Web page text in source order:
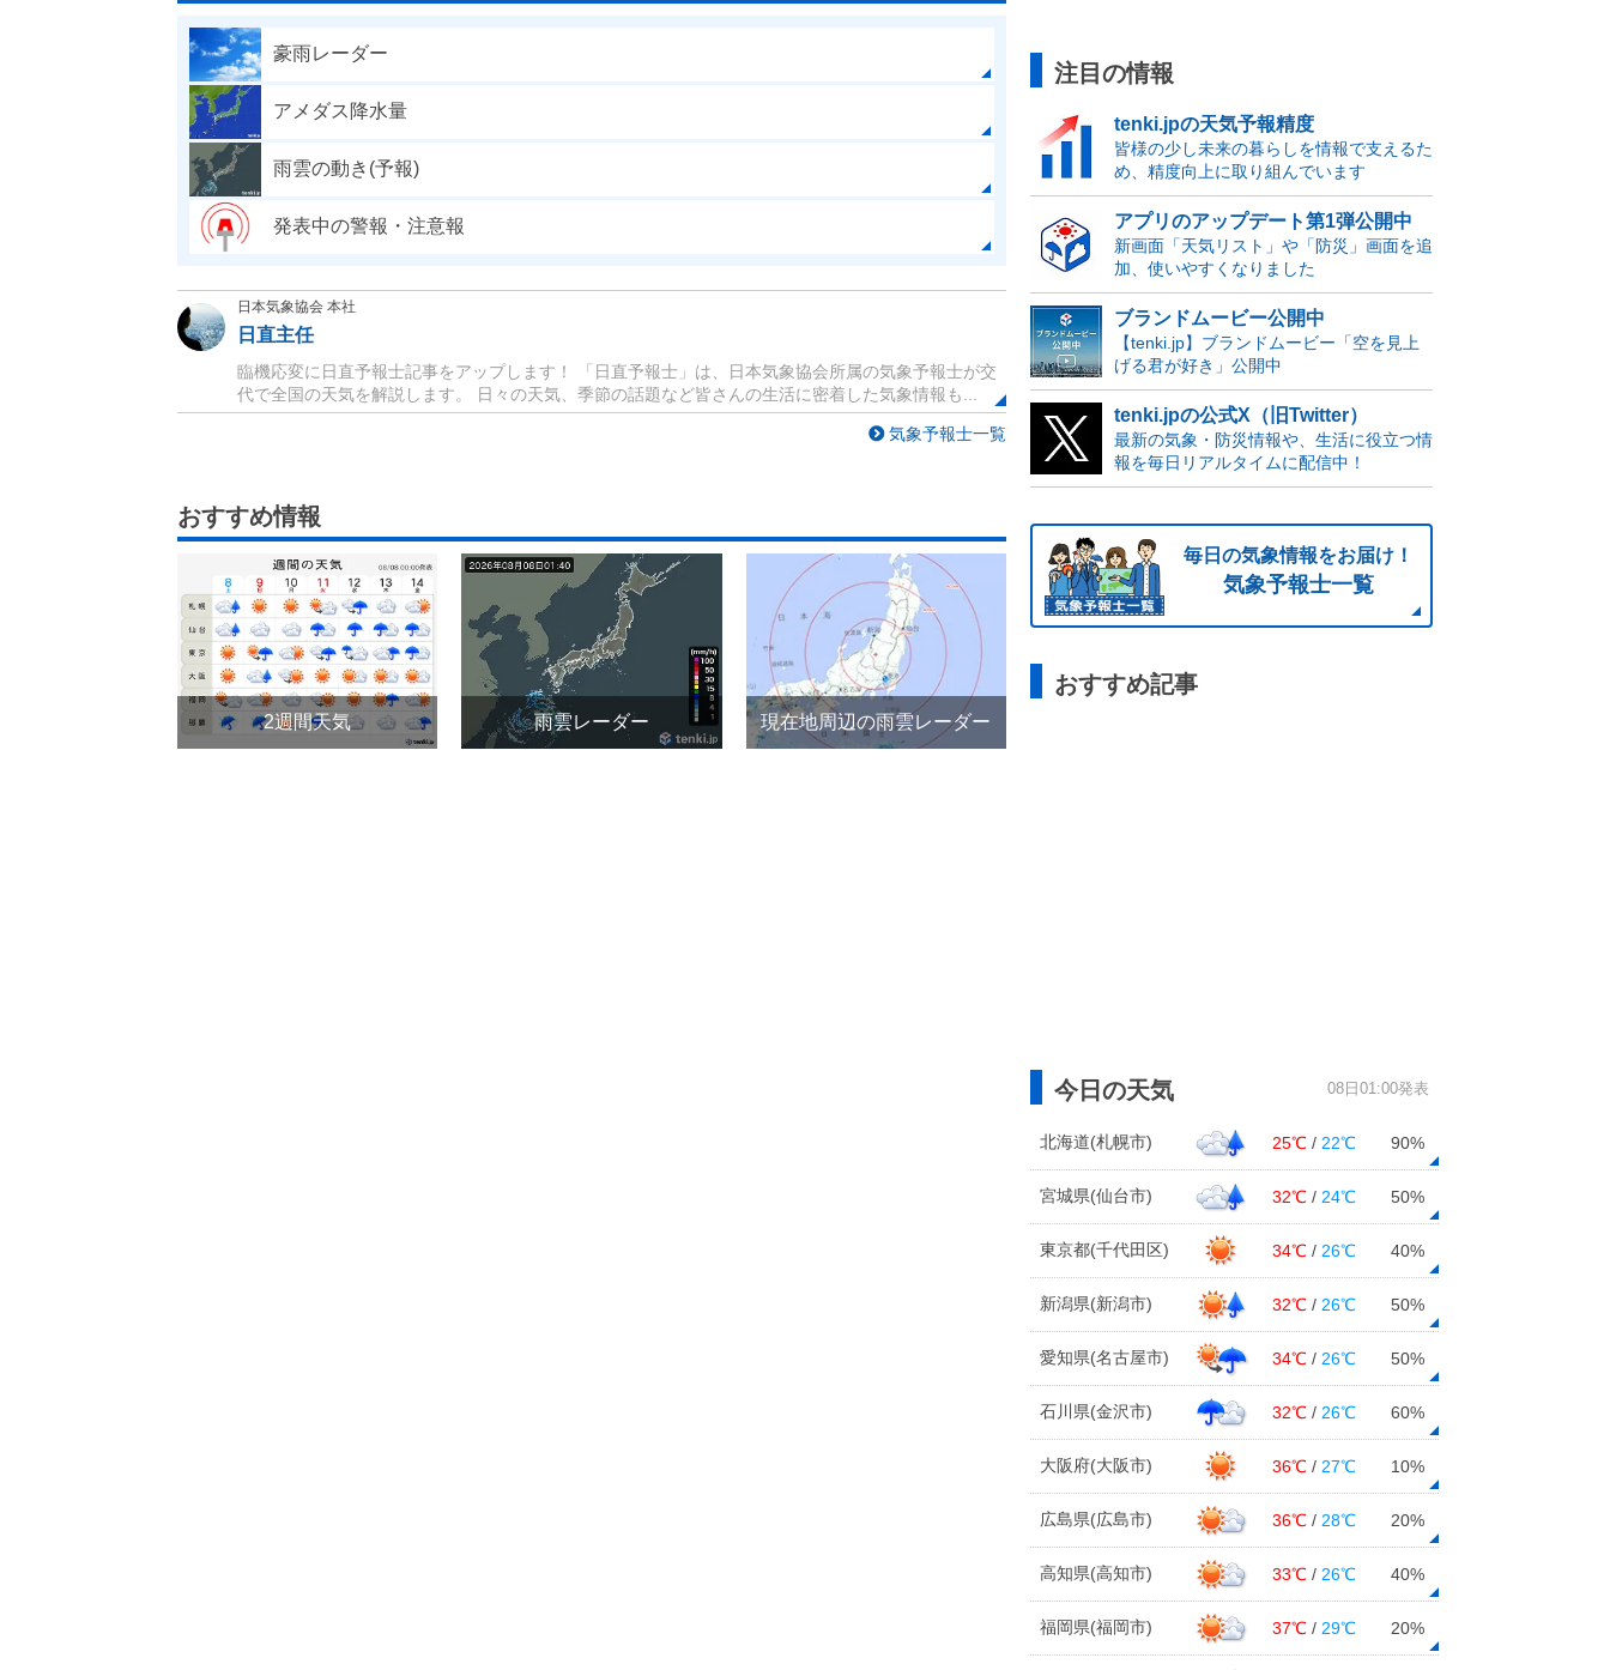
豪雨レーダー
アメダス降水量
雨雲の動き(予報)
発表中の警報・注意報
日本気象協会 本社
日直主任
臨機応変に日直予報士記事をアップします！ 「日直予報士」は、日本気象協会所属の気象予報士が交
代で全国の天気を解説します。 日々の天気、季節の話題など皆さんの生活に密着した気象情報も...
気象予報士一覧
おすすめ情報
2週間天気 雨雲レーダー 現在地周辺の雨雲レーダー
注目の情報
tenki.jpの天気予報精度
皆様の少し未来の暮らしを情報で支えるた
め、精度向上に取り組んでいます
アプリのアップデート第1弾公開中
新画面「天気リスト」や「防災」画面を追
加、使いやすくなりました
ブランドムービー公開中
【tenki.jp】ブランドムービー「空を見上
げる君が好き」公開中
tenki.jpの公式X（旧Twitter）
最新の気象・防災情報や、生活に役立つ情
報を毎日リアルタイムに配信中！
毎日の気象情報をお届け！
気象予報士一覧
おすすめ記事
今日の天気 08日01:00発表
北海道(札幌市) 25℃ / 22℃ 90%
宮城県(仙台市) 32℃ / 24℃ 50%
東京都(千代田区) 34℃ / 26℃ 40%
新潟県(新潟市) 32℃ / 26℃ 50%
愛知県(名古屋市) 34℃ / 26℃ 50%
石川県(金沢市) 32℃ / 26℃ 60%
大阪府(大阪市) 36℃ / 27℃ 10%
広島県(広島市) 36℃ / 28℃ 20%
高知県(高知市) 33℃ / 26℃ 40%
福岡県(福岡市) 37℃ / 29℃ 20%